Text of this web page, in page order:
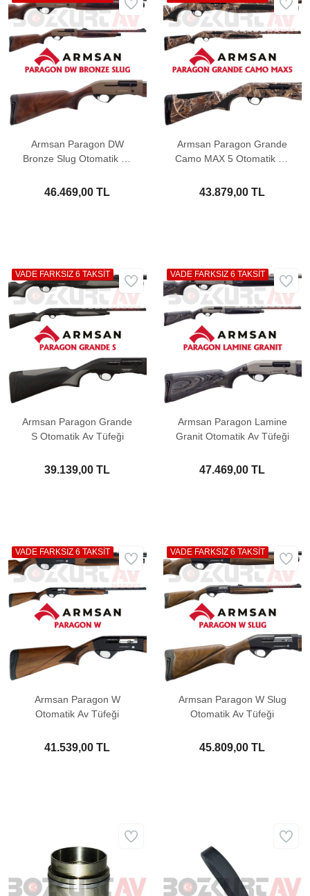
Armsan Paragon DW
Bronze Slug Otomatik Av
46.469,00 TL
Armsan Paragon Grande
Camo MAX 5 Otomatik Av
43.879,00 TL
Armsan Paragon Grande
S Otomatik Av Tüfeği
39.139,00 TL
VADE FARKSIZ 6 TAKSİT
Armsan Paragon Lamine
Granit Otomatik Av Tüfeği
47.469,00 TL
VADE FARKSIZ 6 TAKSİT
Armsan Paragon W
Otomatik Av Tüfeği
41.539,00 TL
VADE FARKSIZ 6 TAKSİT
Armsan Paragon W Slug
Otomatik Av Tüfeği
45.809,00 TL
VADE FARKSIZ 6 TAKSİT